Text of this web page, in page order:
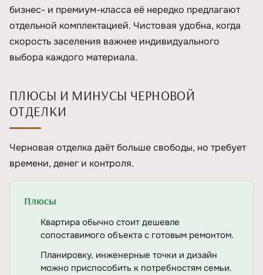
бизнес- и премиум-класса её нередко предлагают
отдельной комплектацией. Чистовая удобна, когда
скорость заселения важнее индивидуального
выбора каждого материала.
ПЛЮСЫ И МИНУСЫ ЧЕРНОВОЙ
ОТДЕЛКИ
Черновая отделка даёт больше свободы, но требует
времени, денег и контроля.
Плюсы
Квартира обычно стоит дешевле
сопоставимого объекта с готовым ремонтом.
Планировку, инженерные точки и дизайн
можно приспособить к потребностям семьи.